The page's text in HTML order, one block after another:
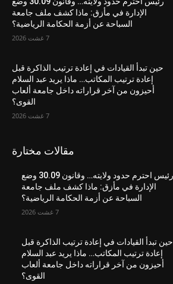
الإدارة في مأزق: ماذا كشف ملف جامعة
السباحة عن أزمة الحكامة الرياضية؟
7 غشت 2026
حين تبدأ القيادات في إعادة ترتيب الذاكرة قبل
إعادة ترتيب المكاتب… ماذا يريد عبد السلام
أحيزون من آخر قراراته داخل جامعة ألعاب
القوى؟
7 غشت 2026
مقالات مختارة
رئيس احترم حدود ولايته… وقانون 30.09 وضع
الإدارة في مأزق: ماذا كشف ملف جامعة
السباحة عن أزمة الحكامة الرياضية؟
7 غشت 2026
حين تبدأ القيادات في إعادة ترتيب الذاكرة قبل
إعادة ترتيب المكاتب… ماذا يريد عبد السلام
أحيزون من آخر قراراته داخل جامعة ألعاب
القوى؟